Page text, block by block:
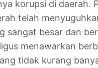
korupsi di daerah.
telah
sangat besar dan
menawarkan
tidak kurang